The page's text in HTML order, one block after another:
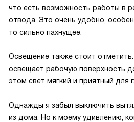
что есть возможность работы в
отвода. Это очень удобно,
то сильно пахнущее.
Освещение также стоит
освещает рабочую поверхность
этом свет мягкий и приятный для
Однажды я забыл выключить
из дома. Но к моему удивлению,